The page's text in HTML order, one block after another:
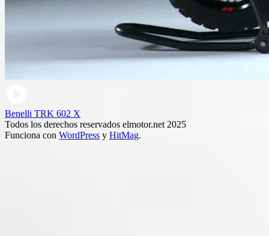
Benelli TRK 602 X
Todos los derechos reservados elmotor.net 2025
Funciona con WordPress y HitMag.